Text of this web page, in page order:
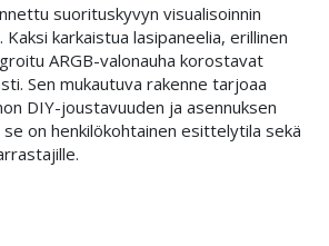
suorituskyvyn visualisoinnin
karkaistua lasipaneelia, erillinen
ARGB-valonauha korostavat
Sen mukautuva rakenne tarjoaa
DIY-joustavuuden ja asennuksen
on henkilökohtainen esittelytila sekä